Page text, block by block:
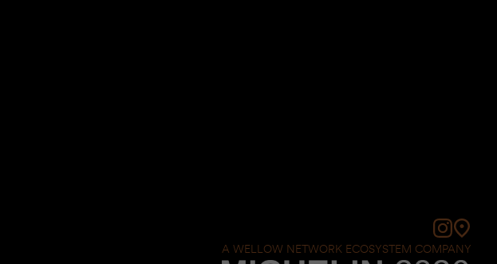
A WELLOW NETWORK ECOSYSTEM COMPANY